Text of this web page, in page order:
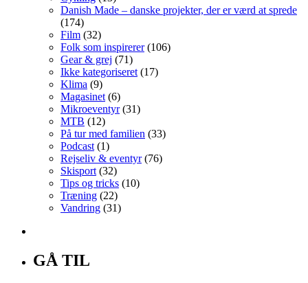
Danish Made – danske projekter, der er værd at sprede
(174)
Film (32)
Folk som inspirerer(106)
Gear & grej (71)
Ikke kategoriseret (17)
Klima (9)
Magasinet (6)
Mikroeventyr(31)
MTB (12)
På tur med familien (33)
Podcast (1)
Rejseliv & eventyr(76)
Skisport (32)
Tips og tricks (10)
Træning (22)
Vandring (31)
GÅ TIL